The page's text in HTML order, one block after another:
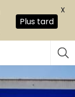
Plus tard
X